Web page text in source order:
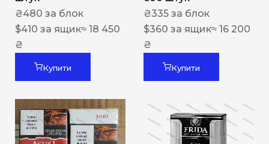
₴480 за блок
$410 за ящик≈ 18 450
₴
Купити
₴335 за блок
$360 за ящик≈ 16 200
₴
Купити